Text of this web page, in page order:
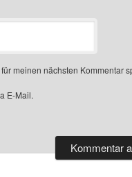
meinen nächsten Kommentar
E-Mail.